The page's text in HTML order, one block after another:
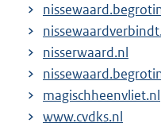
nisserwaard.nl
magischheenvliet.nl
www.cvdks.nl